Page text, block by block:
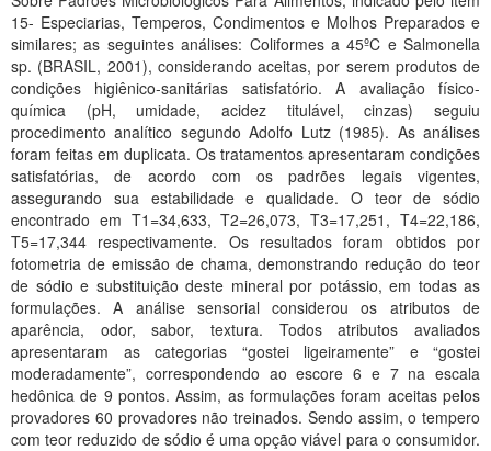
15- Especiarias, Temperos, Condimentos e Molhos Preparados e
similares; as seguintes análises: Coliformes a 45ºC e Salmonella
sp. (BRASIL, 2001), considerando aceitas, por serem produtos de
condições higiênico-sanitárias satisfatório. A avaliação físico-
química (pH, umidade, acidez titulável, cinzas) seguiu
procedimento analítico segundo Adolfo Lutz (1985). As análises
foram feitas em duplicata. Os tratamentos apresentaram condições
satisfatórias, de acordo com os padrões legais vigentes,
assegurando sua estabilidade e qualidade. O teor de sódio
encontrado em T1=34,633, T2=26,073, T3=17,251, T4=22,186,
T5=17,344 respectivamente. Os resultados foram obtidos por
fotometria de emissão de chama, demonstrando redução do teor
de sódio e substituição deste mineral por potássio, em todas as
formulações. A análise sensorial considerou os atributos de
aparência, odor, sabor, textura. Todos atributos avaliados
apresentaram as categorias “gostei ligeiramente” e “gostei
moderadamente”, correspondendo ao escore 6 e 7 na escala
hedônica de 9 pontos. Assim, as formulações foram aceitas pelos
provadores 60 provadores não treinados. Sendo assim, o tempero
com teor reduzido de sódio é uma opção viável para o consumidor.